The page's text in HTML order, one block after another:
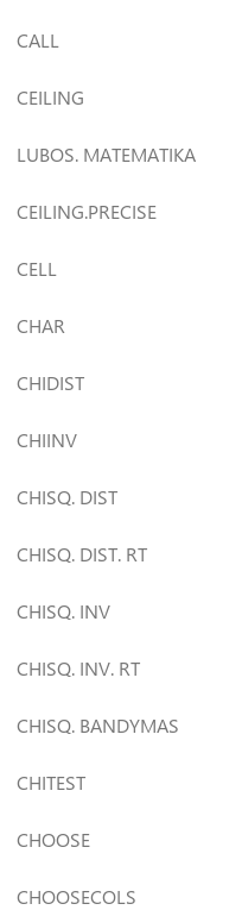
CALL
CEILING
LUBOS. MATEMATIKA
CEILING.PRECISE
CELL
CHAR
CHIDIST
CHIINV
CHISQ. DIST
CHISQ. DIST. RT
CHISQ. INV
CHISQ. INV. RT
CHISQ. BANDYMAS
CHITEST
CHOOSE
CHOOSECOLS